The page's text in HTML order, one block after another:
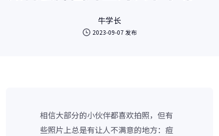
牛学长
2023-09-07 发布
相信大部分的小伙伴都喜欢拍照，但有
些照片上总是有让人不满意的地方：痘